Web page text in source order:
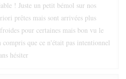
! Juste un petit bémol sur nos
prêtes mais sont arrivées plus
pour certaines mais bon vu le
que ce n'était pas intentionnel
hésiter